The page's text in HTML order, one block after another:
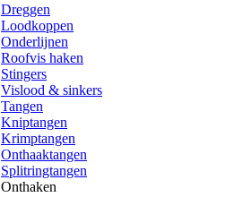
Dreggen
Loodkoppen
Onderlijnen
Roofvis haken
Stingers
Vislood & sinkers
Tangen
Kniptangen
Krimptangen
Onthaaktangen
Splitringtangen
Onthaken